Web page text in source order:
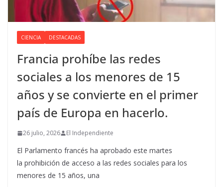
CIENCIA DESTACADAS
Francia prohíbe las redes
sociales a los menores de 15
años y se convierte en el primer
país de Europa en hacerlo.
26 julio, 2026 El Independiente
El Parlamento francés ha aprobado este martes
la prohibición de acceso a las redes sociales para los
menores de 15 años, una